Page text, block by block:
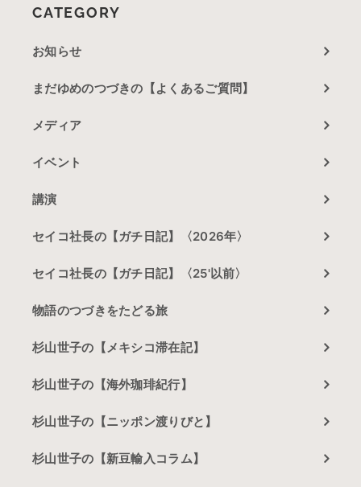
CATEGORY
お知らせ
まだゆめのつづきの【よくあるご質問】
メディア
イベント
講演
セイコ社長の【ガチ日記】〈2026年〉
セイコ社長の【ガチ日記】〈25'以前〉
物語のつづきをたどる旅
杉山世子の【メキシコ滞在記】
杉山世子の【海外珈琲紀行】
杉山世子の【ニッポン渡りびと】
杉山世子の【新豆輸入コラム】